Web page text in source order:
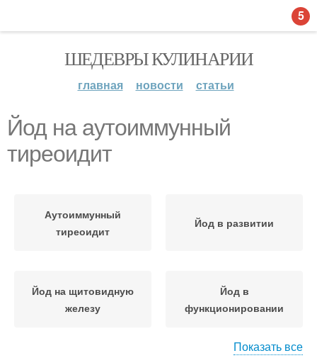
ШЕДЕВРЫ КУЛИНАРИИ
главная новости статьи
Йод на аутоиммунный
тиреоидит
Аутоиммунный
тиреоидит
Йод в развитии
Йод на щитовидную
железу
Йод в
функционировании
Показать все
5